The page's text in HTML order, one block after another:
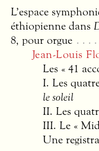
L’espace
éthiopienne dans
8, pour orgue
Jean-Louis
Les « 41
I. Les
le soleil
II. Les
III. Le «
Une